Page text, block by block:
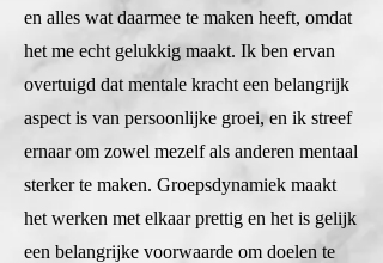
en alles wat daarmee te maken heeft, omdat
het me echt gelukkig maakt. Ik ben ervan
overtuigd dat mentale kracht een belangrijk
aspect is van persoonlijke groei, en ik streef
ernaar om zowel mezelf als anderen mentaal
sterker te maken. Groepsdynamiek maakt
het werken met elkaar prettig en het is gelijk
een belangrijke voorwaarde om doelen te